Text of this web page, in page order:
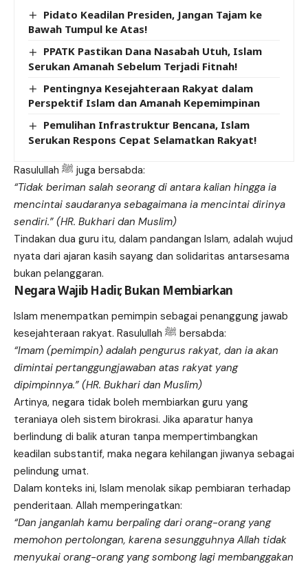
Pidato Keadilan Presiden, Jangan Tajam ke
Bawah Tumpul ke Atas!
PPATK Pastikan Dana Nasabah Utuh, Islam
Serukan Amanah Sebelum Terjadi Fitnah!
Pentingnya Kesejahteraan Rakyat dalam
Perspektif Islam dan Amanah Kepemimpinan
Pemulihan Infrastruktur Bencana, Islam
Serukan Respons Cepat Selamatkan Rakyat!
Rasulullah ﷺ juga bersabda:
“Tidak beriman salah seorang di antara kalian hingga ia
mencintai saudaranya sebagaimana ia mencintai dirinya
sendiri.” (HR. Bukhari dan Muslim)
Tindakan dua guru itu, dalam pandangan Islam, adalah wujud
nyata dari ajaran kasih sayang dan solidaritas antarsesama
bukan pelanggaran.
Negara Wajib Hadir, Bukan Membiarkan
Islam menempatkan pemimpin sebagai penanggung jawab
kesejahteraan rakyat. Rasulullah ﷺ bersabda:
“Imam (pemimpin) adalah pengurus rakyat, dan ia akan
dimintai pertanggungjawaban atas rakyat yang
dipimpinnya.” (HR. Bukhari dan Muslim)
Artinya, negara tidak boleh membiarkan guru yang
teraniaya oleh sistem birokrasi. Jika aparatur hanya
berlindung di balik aturan tanpa mempertimbangkan
keadilan substantif, maka negara kehilangan jiwanya sebagai
pelindung umat.
Dalam konteks ini, Islam menolak sikap pembiaran terhadap
penderitaan. Allah memperingatkan:
“Dan janganlah kamu berpaling dari orang-orang yang
memohon pertolongan, karena sesungguhnya Allah tidak
menyukai orang-orang yang sombong lagi membanggakan